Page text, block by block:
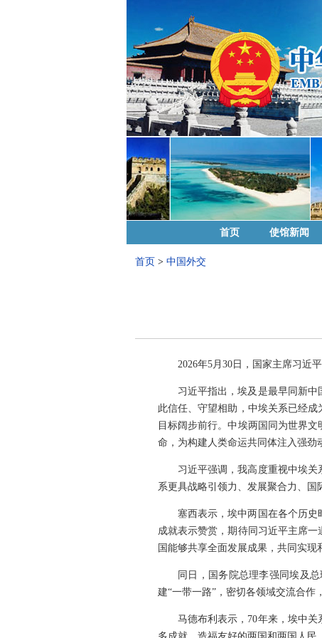
首页 使馆新闻
首页 > 中国外交
2026年5月30日，国家主席习近
习近平指出，埃及是最早同新
此信任、守望相助，中埃关系已经
目标阔步前行。中埃两国同为世界
命，为构建人类命运共同体注入强劲
习近平强调，我高度重视中埃
系更具战略引领力、发展聚合力、国
塞西表示，埃中两国在各个历
成就表示赞赏，期待同习近平主席
国能够共享全面发展成果，共同实现
同日，国务院总理李强同埃及
建“一带一路”，密切各领域交流合作
马德布利表示，70年来，埃中